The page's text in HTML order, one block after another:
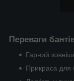
Переваги
Гарний
Прикраса для